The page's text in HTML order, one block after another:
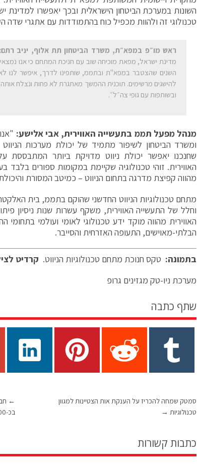
השונות במערכת הביטחון הישראלית ובכך יאפשרו למדינת
טכנולוגי זה ולהוות מכפיל כוח בהתמודדות עם אתגרי שדה
ראש מו״פ במפא״ת, משרד הביטחון תת אלוף, יניב רתם:
מדינת ישראל, מפאת מוכיחה שוב עם חניכת המתחם כי אנו נמצאים
השנים שהצטבר במפא"ת ובתממ, שותפינו לדרך, איפשר לנו
להישגים מרשימים. תוכנית ההמשך מאתגרת לא פחות ונצלח
ובשותפות עם גופי צה״ל״.
מנהל מפעל תממ בתעשייה האווירית, אבי אלישע:
ומשרד הביטחון לשיפור מתמיד של יכולת מערכות
שחנכנו יאפשר יכולת ניווט מדויקת ביותר המתבססת
האווירית. זוהי טכנולוגיה שקיימת במקומות ספורים
מהווה קפיצת מדרגה בתחום הניווט – כמיטב המסורת
מתחם טכנולוגיות הניווט החדשני שהוקם בתממ, בית
וחלל של התעשייה האווירית, משקף עשרות שנות ניסיון
האווירית מהווה מוקד ידע טכנולוגי לאומי ועולמי בתחומי
הבלתי-מאוישים, התעופה האזרחית והסייבר.
בתמונה: טקס חנוכת מתחם טכנולוגיות הניווט. קרדיט
מערכת ניו-טק מגזינים גרופ
שתף כתבה
←
בכ-100 מיליון דולר
סמטק שמחה להכריז על הענקת אות הצטיינות למגוון
טכנולוגיות →
כתבות קשורות